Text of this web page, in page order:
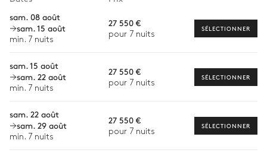
Chef à domicile
Bien-être à domicile
Babysitter
Location de vélo
Visites guidées et excursions
sam. 08 août
sam. 15 août
min. 7 nuits
27 550 €
pour 7 nuits
SÉLECTIONNER
sam. 15 août
sam. 22 août
min. 7 nuits
27 550 €
pour 7 nuits
SÉLECTIONNER
sam. 22 août
sam. 29 août
min. 7 nuits
27 550 €
pour 7 nuits
SÉLECTIONNER